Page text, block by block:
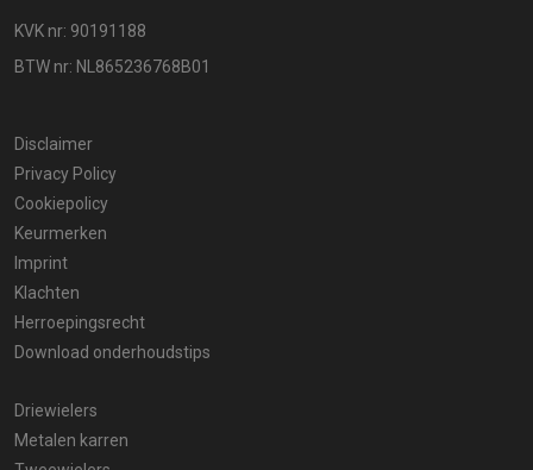
KVK nr: 90191188
BTW nr: NL865236768B01
Disclaimer
Privacy Policy
Cookiepolicy
Keurmerken
Imprint
Klachten
Herroepingsrecht
Download onderhoudstips
Driewielers
Metalen karren